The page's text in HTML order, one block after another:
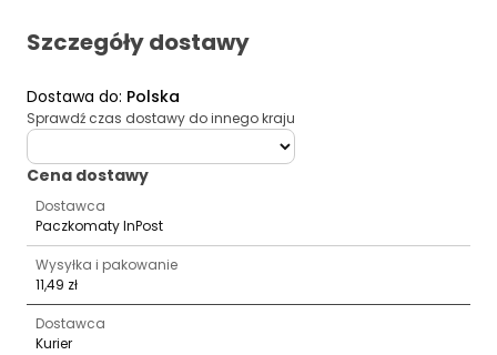
Szczegóły dostawy
Dostawa do: Polska
Sprawdź czas dostawy do innego kraju
deliveryCountry
Cena dostawy
Dostawca
Paczkomaty InPost
Wysyłka i pakowanie
11,49 zł
Dostawca
Kurier